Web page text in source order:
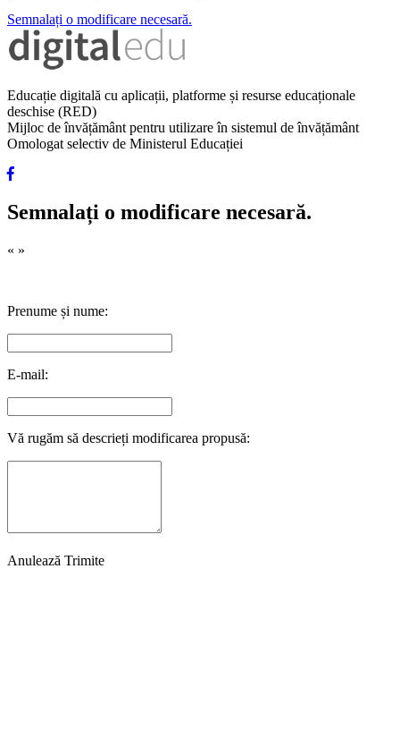
Semnalați o modificare necesară.
Educație digitală cu aplicații, platforme și resurse educaționale
deschise (RED)
Mijloc de învățământ pentru utilizare în sistemul de învățământ
Omologat selectiv de Ministerul Educației
Semnalați o modificare necesară.
« »
Prenume și nume:
E-mail:
Vă rugăm să descrieți modificarea propusă:
Anulează Trimite